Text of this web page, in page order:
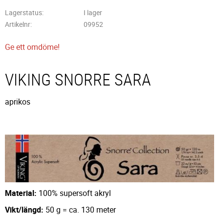
Lagerstatus
I lager
Artikelnr
09952
Ge ett omdöme!
VIKING SNORRE SARA
aprikos
Material: 100% supersoft akryl
Vikt/längd: 50 g = ca. 130 meter